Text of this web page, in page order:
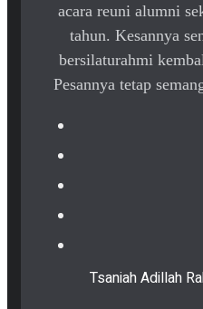
acara reuni alumni
tahun. Kesannya
bersilaturahmi
Pesannya tetap
Tsaniah Adillah